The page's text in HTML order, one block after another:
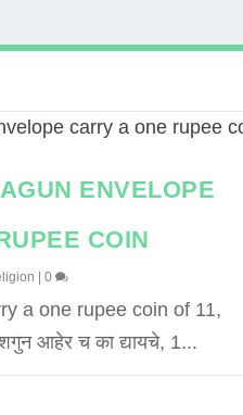
ENVELOPE
COIN
0
a one rupee coin of 11,
आहेर च का द्यायचे, 1...